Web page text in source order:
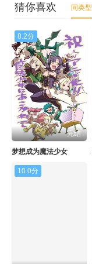
猜你喜欢 同类型
8.2分
完结
梦想成为魔法少女
10.0分